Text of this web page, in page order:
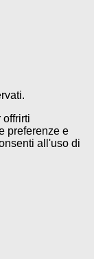
offrirti
preferenze e
all'uso di